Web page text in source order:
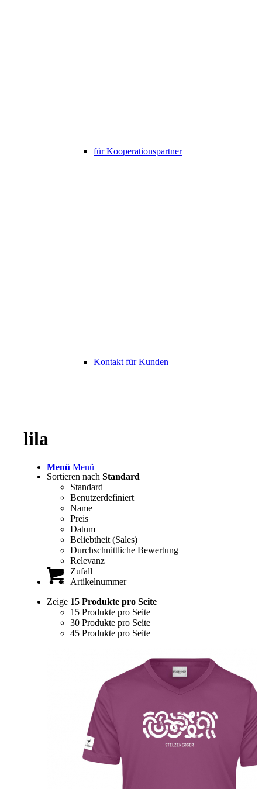
für Kooperationspartner
Kontakt für Kunden
Menü Menü
Einkaufswagen
lila
Sortieren nachStandard
Standard
Benutzerdefiniert
Name
Preis
Datum
Beliebtheit (Sales)
Durchschnittliche Bewertung
Relevanz
Zufall
Artikelnummer
Zeige 15 Produkte pro Seite
15 Produkte pro Seite
30 Produkte pro Seite
45 Produkte pro Seite